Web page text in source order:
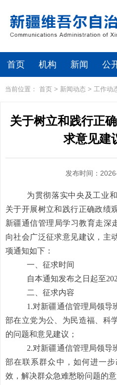
首页 机构 新闻 公
当前位置： 首页 > 新闻动态 > 工作动
关于树立和践行正
求意见建
发布时间：
为贯彻落实中央 及工业
关于开展树立和践行正确政绩
新疆通信管理局学习教育走深
向社会广泛征求意见建议，主
项通知如下：
一、征求时间
自本通知发布之日起至
二、征求内容
1.对新疆通信管理局领导
部在立党为公、为民造福、科
的问题和意见建议；
2.对新疆通信管理局领导
部在联系群众中，如何进一
效，解决群众急难愁盼问题的意